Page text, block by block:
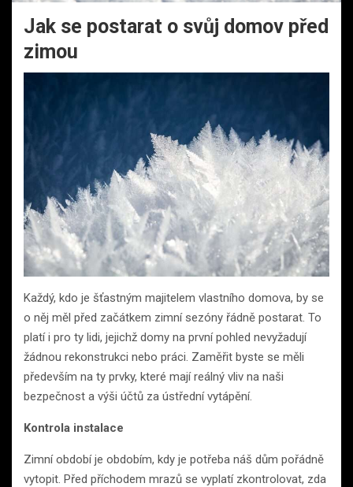
Jak se postarat o svůj domov před
zimou
Každý, kdo je šťastným majitelem vlastního domova, by se
o něj měl před začátkem zimní sezóny řádně postarat. To
platí i pro ty lidi, jejichž domy na první pohled nevyžadují
žádnou rekonstrukci nebo práci. Zaměřit byste se měli
především na ty prvky, které mají reálný vliv na naši
bezpečnost a výši účtů za ústřední vytápění.
Kontrola instalace
Zimní období je obdobím, kdy je potřeba náš dům pořádně
vytopit. Před příchodem mrazů se vyplatí zkontrolovat, zda